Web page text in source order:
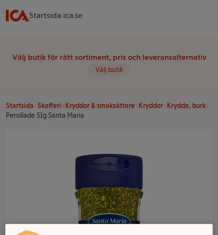
Startsida ica.se
Välj butik för rätt sortiment, pris och leveransalternativ
Välj butik
Startsida Skafferi Kryddor & smaksättare Kryddor
Krydda, burk
Persillade 51g Santa Maria